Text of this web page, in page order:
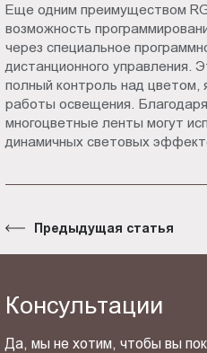
Еще одним преимуществом
возможность
через специальное
дистанционного управления.
полный контроль над цветом,
работы освещения.
многоцветные ленты могут
динамичных световых
Предыдущая статья
Консультации
Да, мы не хотим, чтобы вы